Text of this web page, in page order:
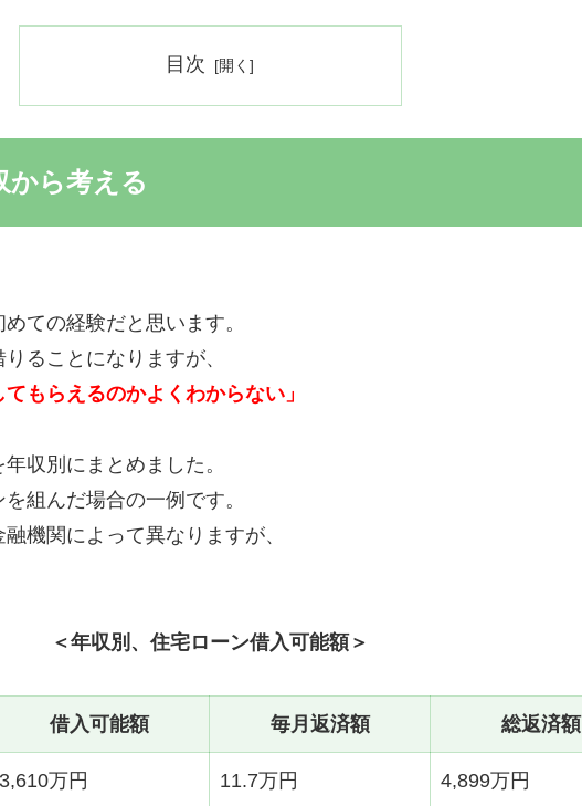
目次
から考える
ての経験だと思います。
ることになりますが、
もらえるのかよくわからない」
収別にまとめました。
組んだ場合の一例です。
機関によって異なりますが、
＜年収別、住宅ローン借入可能額＞
借入可能額 毎月返済額 総返済額
3,610万円 11.7万円 4,899万円